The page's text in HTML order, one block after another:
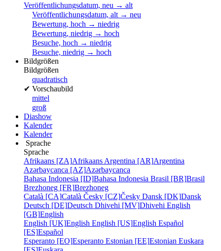
Veröffentlichungsdatum, neu → alt
Veröffentlichungsdatum, alt → neu
Bewertung, hoch → niedrig
Bewertung, niedrig → hoch
Besuche, hoch → niedrig
Besuche, niedrig → hoch
Bildgrößen
Bildgrößen
quadratisch
✔ Vorschaubild
mittel
groß
Diashow
Kalender
Kalender
Sprache
Sprache
Afrikaans [ZA]Afrikaans Argentina [AR]Argentina
Azərbaycanca [AZ]Azərbaycanca
Bahasa Indonesia [ID]Bahasa Indonesia Brasil [BR]Brasil
Brezhoneg [FR]Brezhoneg
Català [CA]Català Česky [CZ]Česky Dansk [DK]Dansk
Deutsch [DE]Deutsch Dhivehi [MV]Dhivehi English
[GB]English
English [UK]English English [US]English Español
[ES]Español
Esperanto [EO]Esperanto Estonian [EE]Estonian Euskara